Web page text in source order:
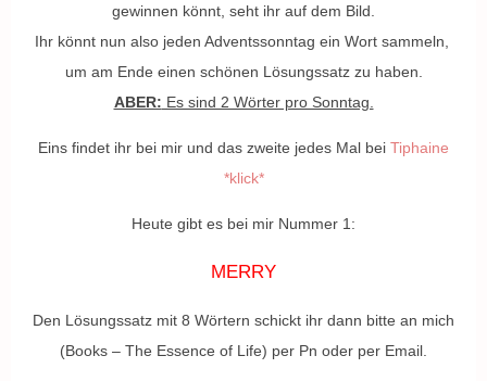
gewinnen könnt, seht ihr auf dem Bild.
Ihr könnt nun also jeden Adventssonntag ein Wort sammeln,
um am Ende einen schönen Lösungssatz zu haben.
ABER: Es sind 2 Wörter pro Sonntag.
Eins findet ihr bei mir und das zweite jedes Mal bei Tiphaine
*klick*
Heute gibt es bei mir Nummer 1:
MERRY
Den Lösungssatz mit 8 Wörtern schickt ihr dann bitte an mich
(Books – The Essence of Life) per Pn oder per Email.